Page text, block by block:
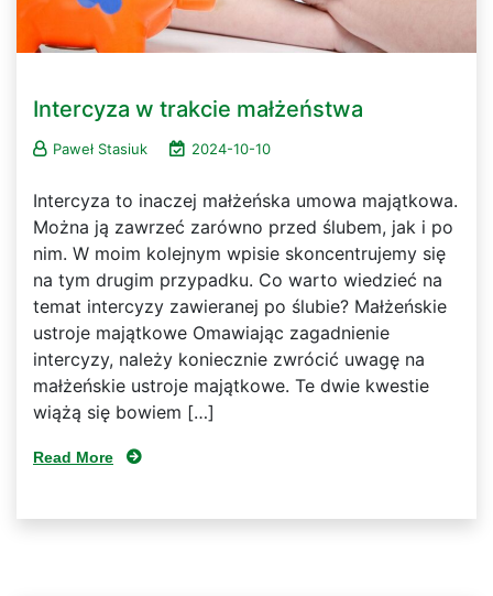
Intercyza w trakcie małżeństwa
Paweł Stasiuk 2024-10-10
Intercyza to inaczej małżeńska umowa majątkowa.
Można ją zawrzeć zarówno przed ślubem, jak i po
nim. W moim kolejnym wpisie skoncentrujemy się
na tym drugim przypadku. Co warto wiedzieć na
temat intercyzy zawieranej po ślubie? Małżeńskie
ustroje majątkowe Omawiając zagadnienie
intercyzy, należy koniecznie zwrócić uwagę na
małżeńskie ustroje majątkowe. Te dwie kwestie
wiążą się bowiem […]
Read More